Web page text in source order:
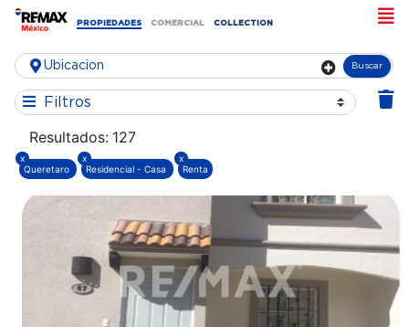
PROPIEDADES COMERCIAL COLLECTION
Buscar
Filtros
Resultados: 127
Queretaro
x
Residencial - Casa
x
Renta
x